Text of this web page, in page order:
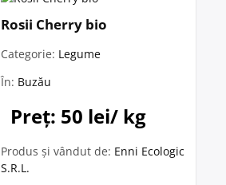
Rosii Cherry bio
Categorie: Legume
În: Buzău
Preț: 50 lei/ kg
Produs și vândut de: Enni Ecologic
S.R.L.